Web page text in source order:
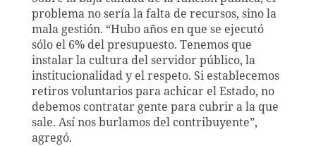
problema no sería la falta de recursos, sino la
mala gestión. “Hubo años en que se ejecutó
sólo el 6% del presupuesto. Tenemos que
instalar la cultura del servidor público, la
institucionalidad y el respeto. Si establecemos
retiros voluntarios para achicar el Estado, no
debemos contratar gente para cubrir a la que
sale. Así nos burlamos del contribuyente”,
agregó.